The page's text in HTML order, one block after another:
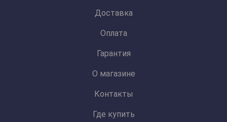
Доставка
Оплата
Гарантия
О магазине
Контакты
Где купить